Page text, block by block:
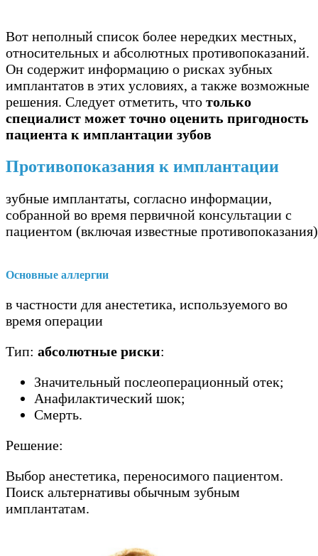
Вот неполный список более нередких местных,
относительных и абсолютных противопоказаний.
Он содержит информацию о рисках зубных
имплантатов в этих условиях, а также возможные
решения. Следует отметить, что только
специалист может точно оценить пригодность
пациента к имплантации зубов
Противопоказания к имплантации
зубные имплантаты, согласно информации,
собранной во время первичной консультации с
пациентом (включая известные
Основные аллергии
в частности для анестетика, используемого во
время операции
Тип: абсолютные риски:
Значительный послеоперационный отек;
Анафилактический шок;
Смерть.
Решение:
Выбор анестетика, переносимого пациентом.
Поиск альтернативы обычным зубным
имплантатам.